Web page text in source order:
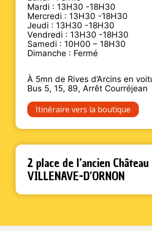
Mardi : 13H30 -18H30
Mercredi : 13H30 -18H30
Jeudi : 13H30 -18H30
Vendredi : 13H30 -18H30
Samedi : 10H00 – 18H30
Dimanche : Fermé
À 5mn de Rives d’Arcins en
Bus 5, 15, 89, Arrêt Courréjean
Itinéraire vers la boutique
2 place de l’ancien
VILLENAVE-D’ORNON